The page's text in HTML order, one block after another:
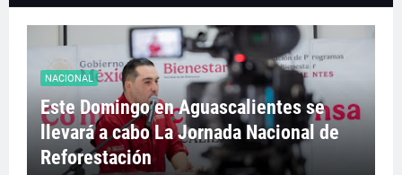
NACIONAL
Este Domingo en Aguascalientes se
llevará a cabo La Jornada Nacional de
Reforestación